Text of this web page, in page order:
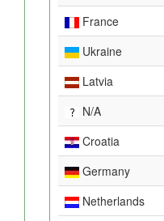
France
Ukraine
Latvia
N/A
Croatia
Germany
Netherlands